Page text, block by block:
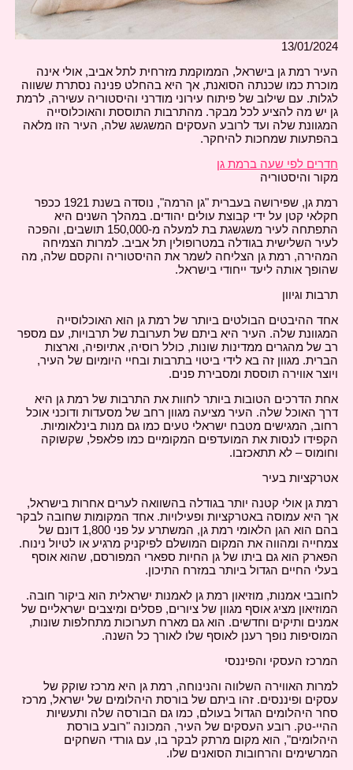
13/01/2024
העיר רמת גן בישראל, הממוקמת מזרחית לתל אביב, אולי אינה
מוכרת כמו שכנתה הסואנת, אך היא בהחלט פנינה נסתרת ששווה
לגלות. עם שילוב של פיתוח עירוני מודרני והיסטוריה עשירה, לרמת
גן יש מה להציע לכל מבקר. מהתרבות התוססת והאוכלוסייה
המגוונת שלה ועד לרובע העסקים המשגשג שלה, העיר הזו מלאה
בהפתעות שמחכות להיחקר.
חדרים לפי שעה ברמת גן
מקור והיסטוריה
רמת גן, שפירושה בעברית "גן הרמה", נוסדה בשנת 1921 ככפר
חקלאי קטן על ידי קבוצת עולים יהודים. במהלך השנים היא
התפתחה לעיר משגשגת בת למעלה מ-150,000 תושבים, והפכה
לעיר השלישית בגודלה במטרופולין תל אביב. למרות הצמיחה
המהירה, רמת גן הצליחה לשמר את ההיסטוריה והקסם שלה, מה
שהופך אותה ליעד ייחודי בישראל.
תרבות וגיוון
אחד ההיבטים הבולטים ביותר של רמת גן הוא האוכלוסייה
המגוונת שלה. העיר היא ביתם של תערובת של תרבויות, עם מספר
רב של מהגרים ממדינות שונות, כולל רוסיה, אתיופיה, וארצות
הברית. מגוון זה בא לידי ביטוי בתרבות ובחיי היומיום של העיר,
ויוצר אווירה תוססת ומסבירת פנים.
אחת הדרכים הטובות ביותר לחוות את התרבות של רמת גן היא
דרך האוכל שלה. העיר מציעה מגוון רחב של מסעדות ודוכני אוכל
רחוב, המגישים מטבח ישראלי טעים כמו גם מנות בינלאומיות.
הקפידו לנסות את המועדפים המקומיים כמו פלאפל, שקשוקה
וחומוס – לא תתאכזבו.
אטרקציות בעיר
רמת גן אולי קטנה יותר בגודלה בהשוואה לערים אחרות בישראל,
אך היא עמוסה באטרקציות ופעילויות. אחד המקומות שחובה לבקר
בהם הוא הגן הלאומי רמת גן, המשתרע על פני 1,800 דונם של
צמחייה ומהווה את המקום המושלם לפיקניק מרגיע או לטיול נינוח.
הפארק הוא גם ביתו של גן החיות ספארי המפורסם, שהוא אוסף
בעלי החיים הגדול ביותר במזרח התיכון.
לחובבי אמנות, מוזיאון רמת גן לאמנות ישראלית הוא ביקור חובה.
המוזיאון מציג אוסף מגוון של ציורים, פסלים ומיצבים ישראליים של
אמנים ותיקים וחדשים. הוא גם מארח תערוכות מתחלפות שונות,
המוסיפות נופך רענן לאוסף שלו לאורך כל השנה.
המרכז העסקי והפיננסי
למרות האווירה השלווה והנינוחה, רמת גן היא מרכז שוקק של
עסקים ופיננסים. זהו ביתם של בורסת היהלומים של ישראל, מרכז
סחר היהלומים הגדול בעולם, כמו גם הבורסה שלה ותעשיות
ההיי-טק. רובע העסקים של העיר, המכונה "רובע בורסת
היהלומים", הוא מקום מרתק לבקר בו, עם גורדי השחקים
המרשימים והרחובות הסואנים שלו.